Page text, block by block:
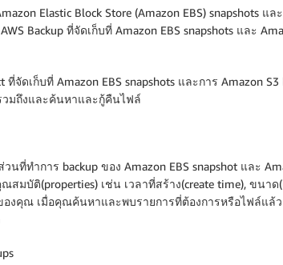
Elastic Block Store (Amazon EBS) snapshots แล
Backup ที่จัดเก็บที่ Amazon EBS snapshots และ
เก็บที่ Amazon EBS snapshots และการ Amazon S3
วมถึงและค้นหาและกู้คืนไฟล์
ทำการ backup ของ Amazon EBS snapshot และ
บัติ(properties) เช่น เวลาที่สร้าง(create time), ขนาด
องคุณ เมื่อคุณค้นหาและพบรายการที่ต้องการหรือไฟล์แ